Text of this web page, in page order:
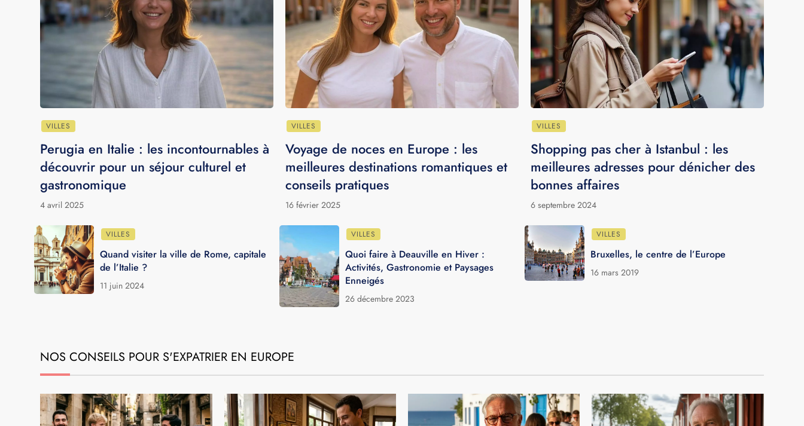
Touraine : nos idées pour dormir
autrement à deux
3 juillet 2026
Grèce de 2 semaines ?
21 juin 2026
Europe pour des sensations
fortes
18 février 2026
Europe : les spots les plus
chauds pour échapper au froid
1 février 2026
LES PLUS BELLES VILLES D'EUROPE
gastronomique
VILLES
conseils pratiques
VILLES VILLES VILLES